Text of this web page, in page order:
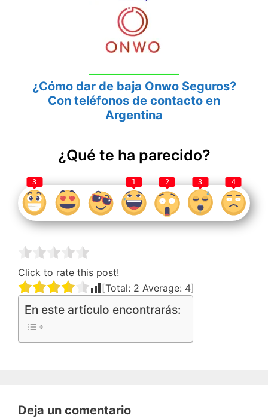
¿Cómo dar de baja Onwo Seguros?
Con teléfonos de contacto en
Argentina
¿Qué te ha parecido?
3 1 2 3 4
Click to rate this post!
[Total: 2 Average: 4]
En este artículo encontrarás:
Deja un comentario